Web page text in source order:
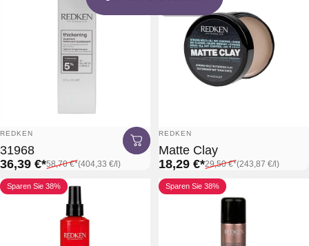
Anbieter:
REDKEN
31968
Verkaufspreis*
36,39 €*
Normaler Preis*
58,70 €*
Grundpreis (404,33 €/
pro l)
Anbieter:
REDKEN
Matte Clay
Verkaufspreis*
18,29 €*
Normaler Preis*
29,50 €*
Grundpreis (243,87 €/
pro l)
Sparen Sie 38% Sparen Sie 38%